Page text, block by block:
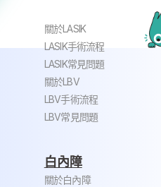
關於LASIK
LASIK手術流程
LASIK常見問題
關於LBV
LBV手術流程
LBV常見問題
白內障
關於白內障